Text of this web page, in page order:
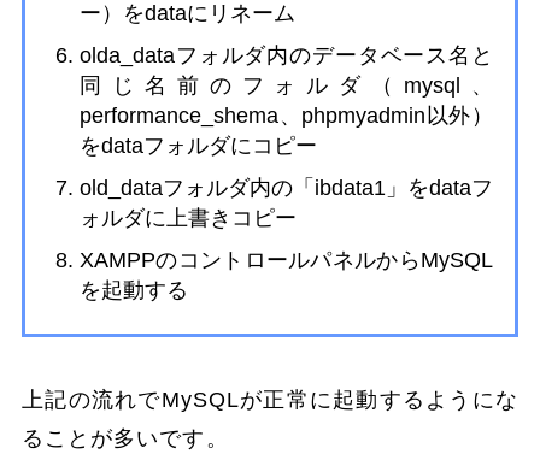
ー）をdataにリネーム
olda_dataフォルダ内のデータベース名と
同じ名前のフォルダ（mysql、
performance_shema、phpmyadmin以外）
をdataフォルダにコピー
old_dataフォルダ内の「ibdata1」をdataフ
ォルダに上書きコピー
XAMPPのコントロールパネルからMySQL
を起動する
上記の流れでMySQLが正常に起動するようにな
ることが多いです。